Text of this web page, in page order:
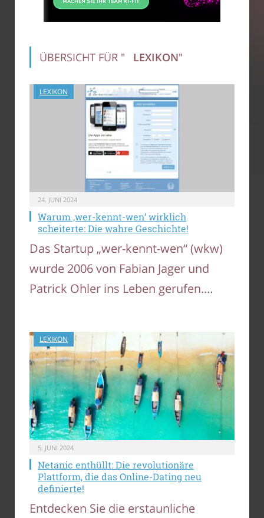
ÜBERSICHT FÜR " LEXIKON"
LEXIKON
24. JUNI 2024
Warum ‚wer-kennt-wen‘ wirklich
scheiterte: Die wahre Geschichte!
Das Startup „wer-kennt-wen“ (wkw)
wurde 2006 von Fabian Jager und
Patrick Ohler ins Leben gerufen.…
LEXIKON
5. JUNI 2024
Netanic enthüllt: Die revolutionäre
Plattform, die das Online-Dating neu
definierte!
Entdecken Sie die erstaunliche